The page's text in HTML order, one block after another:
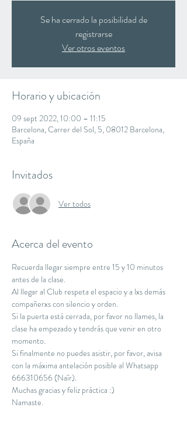
Se ha cerrado la posibilidad de
registrarse
Ver otros eventos
Horario y ubicación
09 sept 2022, 10:00 – 11:15
Barcelona, Carrer del Sol, 5, 08012 Barcelona,
España
Invitados
Ver todos
Acerca del evento
Recuerda llegar siempre entre 15 y 10 minutos
antes de la clase.
Al llegar al Club respeta el espacio y a lxs demás
compañerxs con silencio y orden.
Si la puerta está cerrada, por favor no llames, la
clase ha empezado y tendrás que venir en otro
momento.
Si finalmente no puedes asistir, por favor, avisa
con la máxima antelación posible al Whatsapp
666310656 (Naïr).
Muchas gracias y feliz práctica :)
Namaste.